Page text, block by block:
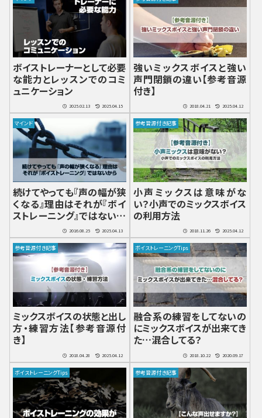
ボイストレーナーとして必要
な能力とレッスンでのコミ
ュニケーション
2025.02.13 2025.04.15
強いミックスボイスと強い
声門閉鎖の違い【参考音源
付き】
2018.04.21 2025.04.12
マインド
続けてやっても『声の幅が狭
くなる』理由はそれが『ボイ
ストレーニング』ではないか
2016.08.25 2025.04.13
参考音源付き記事
小声ミックスは意味がな
い？小声でのミックスボイス
の利用方法
2018.11.26 2025.04.12
参考音源付き記事
ミックスボイスの状態と出し
方・練習方法【参考音源付
き】
2018.04.28 2025.04.12
ボイストレーニングTips
融合系の練習をしてないの
にミックスボイスが出来てき
た…混合してる？
2018.10.22 2020.09.17
ボイストレーニングTips 参考音源付き記事